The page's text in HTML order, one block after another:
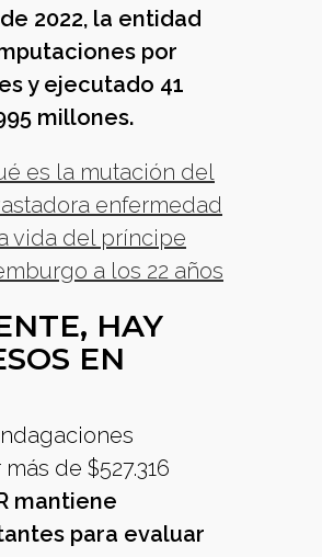
2022, la entidad
por
y ejecutado 41
millones.
es la mutación del
enfermedad
vida del príncipe
a los 22 años
HAY
EN
de $527.316
mantiene
para evaluar